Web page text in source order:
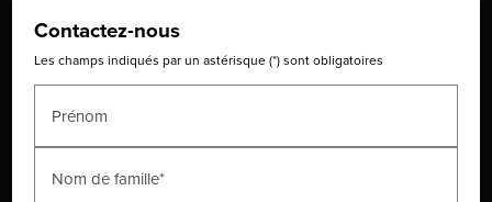
Contactez-nous
Les champs indiqués par un astérisque (*) sont obligatoires
Prénom
Nom de famille*